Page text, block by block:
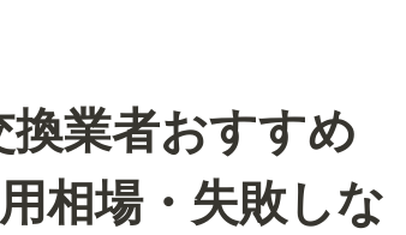
業者おすすめ
相場・失敗しな